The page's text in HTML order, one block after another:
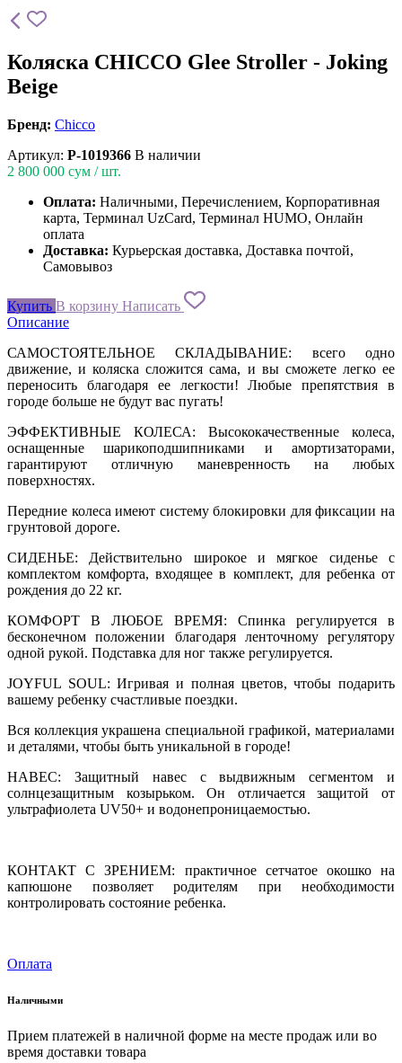
Коляска CHICCO Glee Stroller - Joking
Beige
Бренд: Chicco
Артикул: P-1019366 В наличии
2 800 000 сум / шт.
Оплата: Наличными, Перечислением, Корпоративная
карта, Терминал UzCard, Терминал HUMO, Онлайн
оплата
Доставка: Курьерская доставка, Доставка почтой,
Самовывоз
Купить В корзину Написать
Описание
САМОСТОЯТЕЛЬНОЕ СКЛАДЫВАНИЕ: всего одно
движение, и коляска сложится сама, и вы сможете легко ее
переносить благодаря ее легкости! Любые препятствия в
городе больше не будут вас пугать!
ЭФФЕКТИВНЫЕ КОЛЕСА: Высококачественные колеса,
оснащенные шарикоподшипниками и амортизаторами,
гарантируют отличную маневренность на любых
поверхностях.
Передние колеса имеют систему блокировки для фиксации на
грунтовой дороге.
СИДЕНЬЕ: Действительно широкое и мягкое сиденье с
комплектом комфорта, входящее в комплект, для ребенка от
рождения до 22 кг.
КОМФОРТ В ЛЮБОЕ ВРЕМЯ: Спинка регулируется в
бесконечном положении благодаря ленточному регулятору
одной рукой. Подставка для ног также регулируется.
JOYFUL SOUL: Игривая и полная цветов, чтобы подарить
вашему ребенку счастливые поездки.
Вся коллекция украшена специальной графикой, материалами
и деталями, чтобы быть уникальной в городе!
НАВЕС: Защитный навес с выдвижным сегментом и
солнцезащитным козырьком. Он отличается защитой от
ультрафиолета UV50+ и водонепроницаемостью.
КОНТАКТ С ЗРЕНИЕМ: практичное сетчатое окошко на
капюшоне позволяет родителям при необходимости
контролировать состояние ребенка.
Оплата
Наличными
Прием платежей в наличной форме на месте продаж или во
время доставки товара